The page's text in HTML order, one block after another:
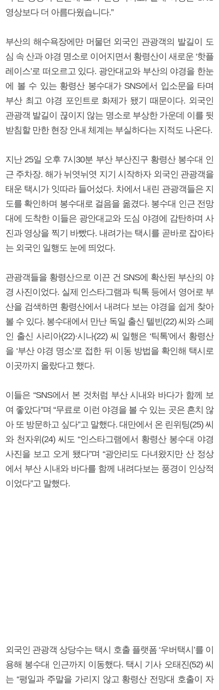
영상보다 더 아름다웠습니다.”
부산의 해수욕장에만 머물던 외국인 관광객의 발길이 도
심 속 산과 야경 명소로 이어지면서 황령산이 새로운 ‘핫플
레이스’로 떠오르고 있다. 광안대교와 부산의 야경을 한눈
에 볼 수 있는 황령산 봉수대가 SNS에서 입소문을 타며
부산 최고 야경 포인트로 화제가 됐기 때문이다. 외국인
관광객 발길이 끊이지 않는 명소로 부상한 가운데 이를 뒷
받침할 만한 현장 안내 체계는 부실하다는 지적도 나온다.
지난 25일 오후 7시30분 부산 부산진구 황령산 봉수대 인
근 주차장. 해가 뉘엿뉘엿 지기 시작하자 외국인 관광객을
태운 택시가 잇따라 들어섰다. 차에서 내린 관광객들은 지
도를 확인하며 봉수대로 걸음을 옮겼다. 봉수대 인근 전망
대에 도착한 이들은 광안대교와 도심 야경에 감탄하며 사
진과 영상을 찍기 바빴다. 내려가는 택시를 곧바로 잡아타
는 외국인 일행도 눈에 띄었다.
관광객들을 황령산으로 이끈 건 SNS에 확산된 부산의 야
경 사진이었다. 실제 인스타그램과 틱톡 등에서 영어로 부
산을 검색하면 황령산에서 내려다 보는 야경을 쉽게 찾아
볼 수 있다. 봉수대에서 만난 독일 출신 텔빈(22) 씨와 스페
인 출신 사리아(22)·시나(22) 씨 일행은 ‘틱톡’에서 황령산
을 ‘부산 야경 명소’로 접한 뒤 이동 방법을 확인해 택시로
이곳까지 올랐다고 했다.
이들은 “SNS에서 본 것처럼 부산 시내와 바다가 함께 보
여 좋았다”며 “무료로 이런 야경을 볼 수 있는 곳은 흔치 않
아 또 방문하고 싶다”고 말했다. 대만에서 온 린위팅(25) 씨
와 천자위(24) 씨도 “인스타그램에서 황령산 봉수대 야경
사진을 보고 오게 됐다”며 “광안리도 다녀왔지만 산 정상
에서 부산 시내와 바다를 함께 내려다보는 풍경이 인상적
이었다”고 말했다.
외국인 관광객 상당수는 택시 호출 플랫폼 ‘우버택시’를 이
용해 봉수대 인근까지 이동했다. 택시 기사 오태진(52) 씨
는 “평일과 주말을 가리지 않고 황령산 전망대 호출이 자